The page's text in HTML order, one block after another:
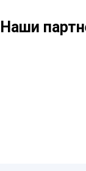
Наши